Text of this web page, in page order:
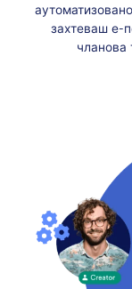
захтеваш е-
чланова